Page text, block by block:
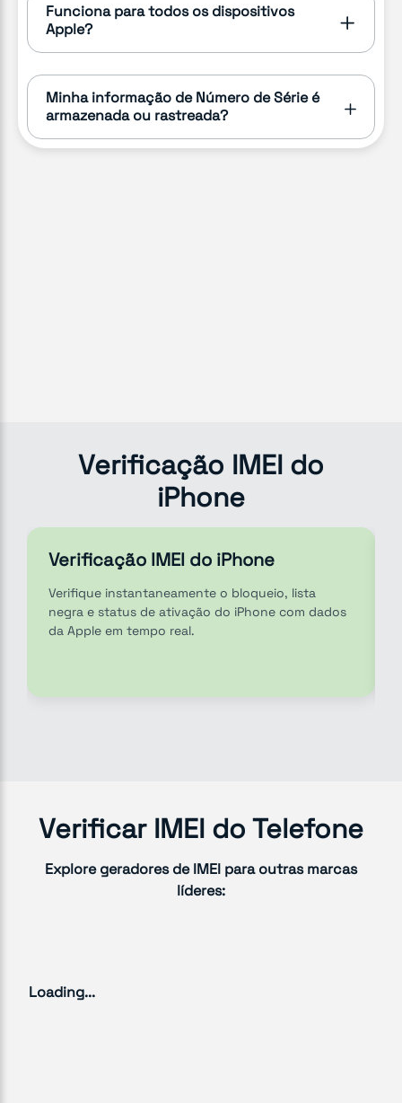
Funciona para todos os dispositivos
Apple?
Minha informação de Número de Série é
armazenada ou rastreada?
Verificação IMEI do
iPhone
Verificação IMEI do iPhone
Verifique instantaneamente o bloqueio, lista
negra e status de ativação do iPhone com dados
da Apple em tempo real.
Verificar IMEI do Telefone
Explore geradores de IMEI para outras marcas
líderes:
Loading...